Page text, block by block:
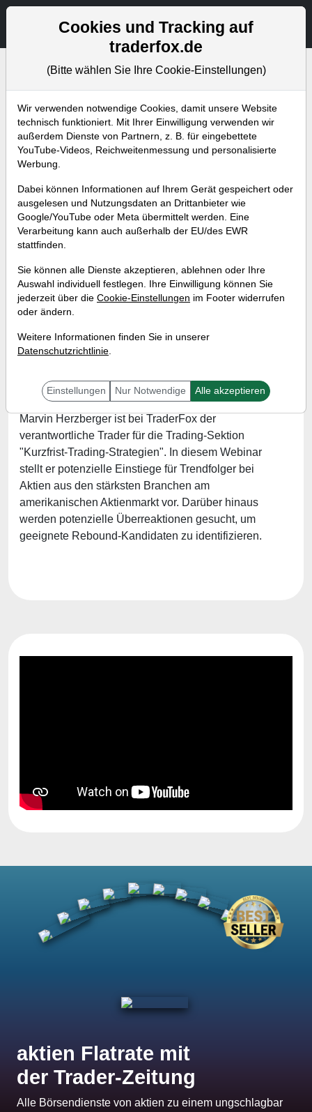
Aktien- und Artikelsuche
Bevorstehende Webinare Alle Aufzeichnungen
Passende Trading-Kandidaten
für die kommende Woche finden
- Der Branchen-Screener macht
Referent:Marvin Herzberger
Marvin Herzberger ist bei TraderFox der
verantwortliche Trader für die Trading-Sektion
"Kurzfrist-Trading-Strategien". In diesem Webinar
stellt er potenzielle Einstiege für Trendfolger bei
Aktien aus den stärksten Branchen am
amerikanischen Aktienmarkt vor. Darüber hinaus
werden potenzielle Überreaktionen gesucht, um
geeignete Rebound-Kandidaten zu identifizieren.
aktien Flatrate mit
der Trader-Zeitung
Alle Börsendienste von aktien zu einem ungschlagbar
Cookies und Tracking auf
traderfox.de
(Bitte wählen Sie Ihre Cookie-Einstellungen)
Wir verwenden notwendige Cookies, damit unsere Website
technisch funktioniert. Mit Ihrer Einwilligung verwenden wir
außerdem Dienste von Partnern, z. B. für eingebettete
YouTube-Videos, Reichweitenmessung und personalisierte
Werbung.
Dabei können Informationen auf Ihrem Gerät gespeichert oder
ausgelesen und Nutzungsdaten an Drittanbieter wie
Google/YouTube oder Meta übermittelt werden. Eine
Verarbeitung kann auch außerhalb der EU/des EWR
stattfinden.
Sie können alle Dienste akzeptieren, ablehnen oder Ihre
Auswahl individuell festlegen. Ihre Einwilligung können Sie
jederzeit über die Cookie-Einstellungen im Footer widerrufen
oder ändern.
Weitere Informationen finden Sie in unserer
Datenschutzrichtlinie.
Einstellungen Nur Notwendige Alle akzeptieren